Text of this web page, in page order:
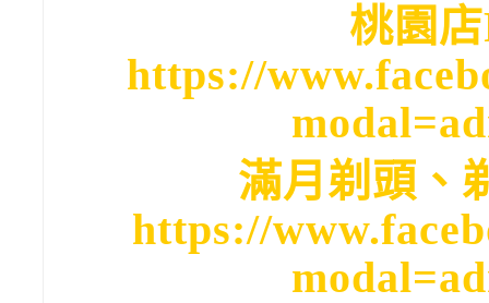
桃園
https://
滿月剃頭、
https://